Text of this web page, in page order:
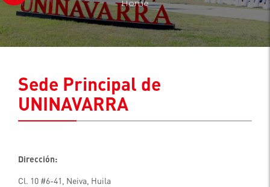
Home
Sede Principal de
UNINAVARRA
Dirección:
Cl. 10 #6-41, Neiva, Huila